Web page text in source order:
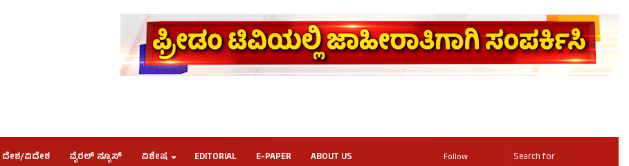
ದೇಶ/ವಿದೇಶ ವೈರಲ್ ನ್ಯೂಸ್ ವಿಶೇಷ EDITORIAL E-PAPER ABOUT US Follow